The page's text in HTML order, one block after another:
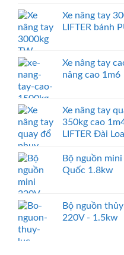
Xe nâng tay
LIFTER bánh
Xe nâng tay
nâng cao 1m6
Xe nâng tay
350kg cao
LIFTER Đài
Bộ nguồn
Quốc 1.8kw
Bộ nguồn
220V - 1.5kw